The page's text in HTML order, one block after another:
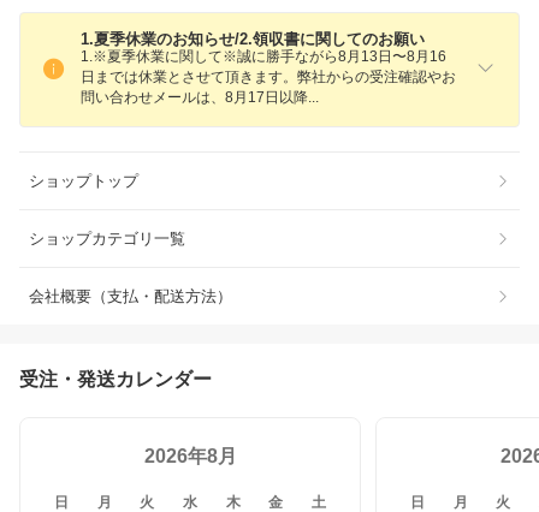
1.夏季休業のお知らせ/2.領収書に関してのお願い
1.※夏季休業に関して※誠に勝手ながら8月13日〜8月16
日までは休業とさせて頂きます。弊社からの受注確認やお
問い合わせメールは、8月17日以降
ショップトップ
ショップカテゴリ一覧
会社概要（支払・配送方法）
受注・発送カレンダー
2026年8月
日 月 火 水 木 金 土 日 月 火